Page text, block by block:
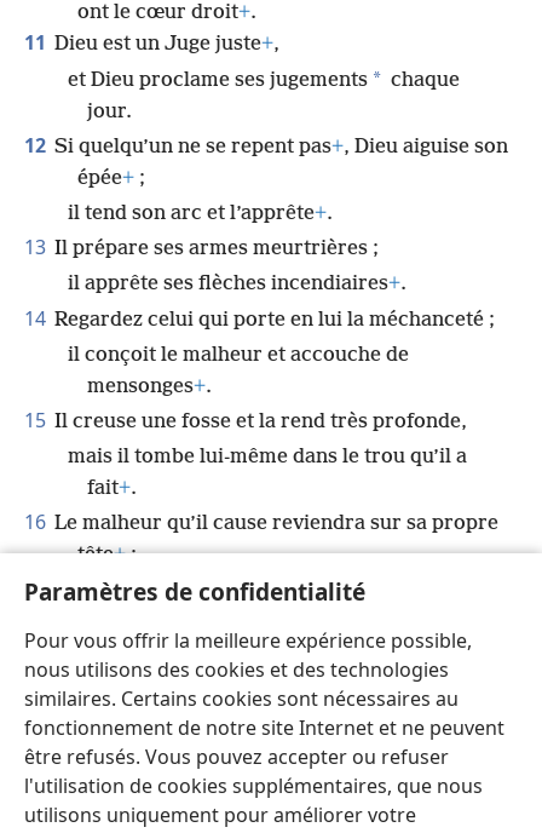
Paramètres de confidentialité
Pour vous offrir la meilleure expérience possible,
nous utilisons des cookies et des technologies
similaires. Certains cookies sont nécessaires au
fonctionnement de notre site Internet et ne peuvent
être refusés. Vous pouvez accepter ou refuser
l'utilisation de cookies supplémentaires, que nous
utilisons uniquement pour améliorer votre
ont le cœur droit+.
11 Dieu est un Juge juste+,
et Dieu proclame ses jugements * chaque
jour.
12 Si quelqu’un ne se repent pas+, Dieu aiguise son
épée+ ;
il tend son arc et l’apprête+.
13 Il prépare ses armes meurtrières ;
il apprête ses flèches incendiaires+.
14 Regardez celui qui porte en lui la méchanceté ;
il conçoit le malheur et accouche de
mensonges+.
15 Il creuse une fosse et la rend très profonde,
mais il tombe lui-même dans le trou qu’il a
fait+.
16 Le malheur qu’il cause reviendra sur sa propre
tête+;
sa violence lui tombera sur le crâne.
je louerai par des chants * le nom de
Jéhovah+le Très-Haut+.
Français Partager Préférences